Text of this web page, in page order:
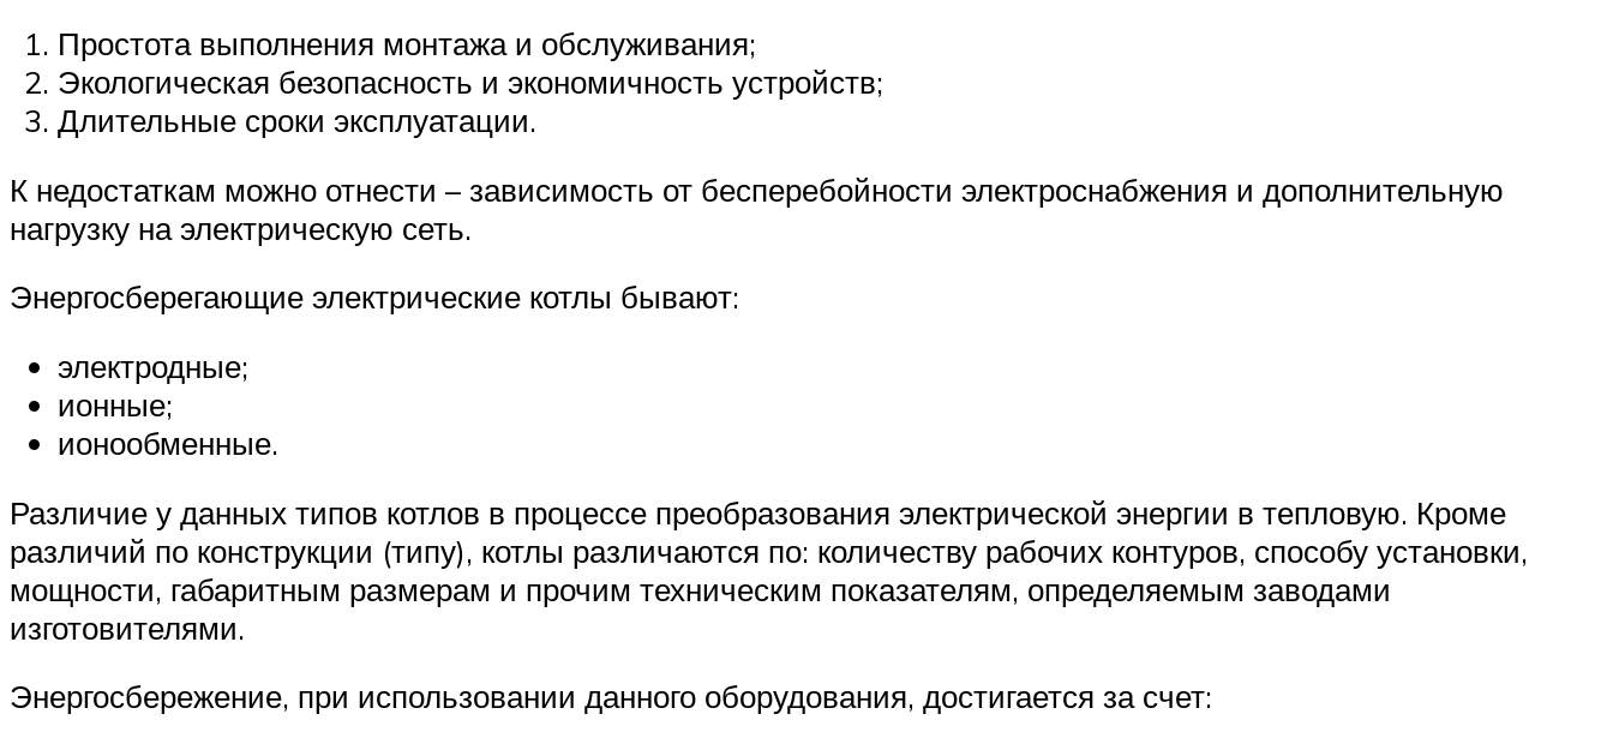
Простота выполнения монтажа и обслуживания;
Экологическая безопасность и экономичность устройств;
Длительные сроки эксплуатации.
К недостаткам можно отнести – зависимость от бесперебойности электроснабжения и дополнительную
нагрузку на электрическую сеть.
Энергосберегающие электрические котлы бывают:
электродные;
ионные;
ионообменные.
Различие у данных типов котлов в процессе преобразования электрической энергии в тепловую. Кроме
различий по конструкции (типу), котлы различаются по: количеству рабочих контуров, способу установки,
мощности, габаритным размерам и прочим техническим показателям, определяемым заводами
изготовителями.
Энергосбережение, при использовании данного оборудования, достигается за счет: